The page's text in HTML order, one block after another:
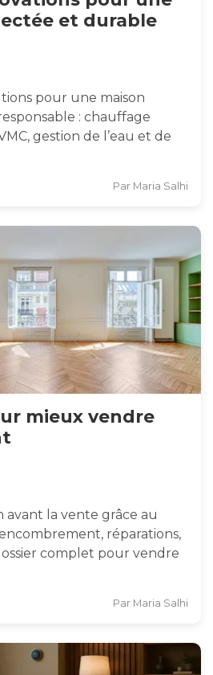
et durable
pour une maison
: chauffage
gestion de l’eau et de
Par Maria Salhi
mieux vendre
avant la vente grâce au
réparations,
complet pour vendre
Par Maria Salhi